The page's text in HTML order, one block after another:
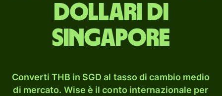
dollari di
Singapore
Converti THB in SGD al tasso di cambio medio
di mercato. Wise è il conto internazionale per